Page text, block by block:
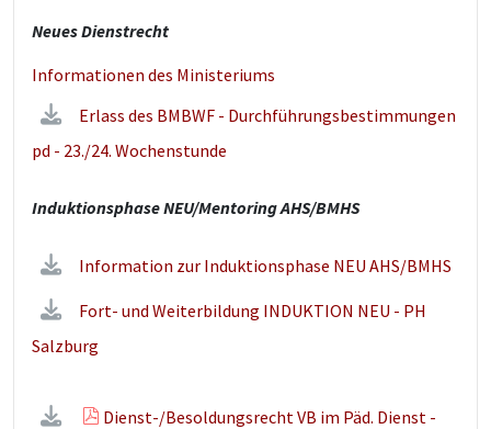
Neues Dienstrecht
Informationen des Ministeriums
Erlass des BMBWF - Durchführungsbestimmungen
pd - 23./24. Wochenstunde
Induktionsphase NEU/Mentoring AHS/BMHS
Information zur Induktionsphase NEU AHS/BMHS
Fort- und Weiterbildung INDUKTION NEU - PH
Salzburg
Dienst-/Besoldungsrecht VB im Päd. Dienst -